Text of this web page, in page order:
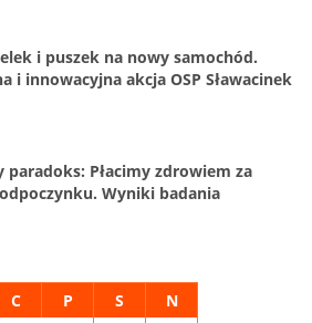
i puszek na nowy samochód.
i innowacyjna akcja OSP Sławacinek
paradoks: Płacimy zdrowiem za
Wyniki badania
C P S N